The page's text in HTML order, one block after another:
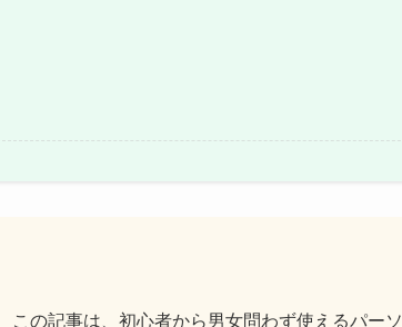
この記事は、初心者から男女問わず使えるパーソ